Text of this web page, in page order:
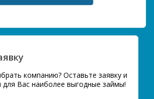
компанию? Оставьте заявку и
Вас наиболее выгодные займы!